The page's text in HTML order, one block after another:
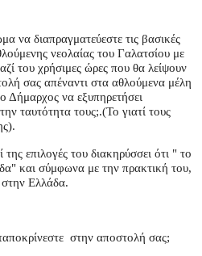
να διαπραγματεύεστε τις βασικές
νεολαίας του Γαλατσίου με
του χρήσιμες ώρες που θα λείψουν
σας απέναντι στα αθλούμενα μέλη
Δήμαρχος να εξυπηρετήσει
ταυτότητα τους;.(Το γιατί τους
επιλογές του διακηρύσσει ότι " το
και σύμφωνα με την πρακτική του,
στην Ελλάδα.
στην αποστολή σας;